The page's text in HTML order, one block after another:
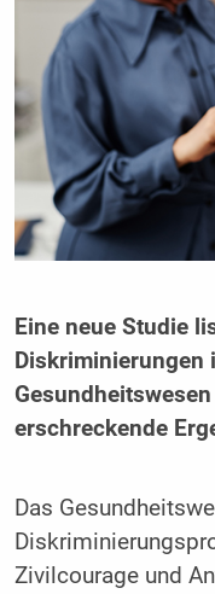
Eine neue Studie
Diskriminierungen
erschreckende
Das
Zivilcourage und